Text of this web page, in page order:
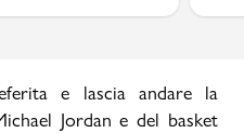
e lascia andare la
Jordan e del basket